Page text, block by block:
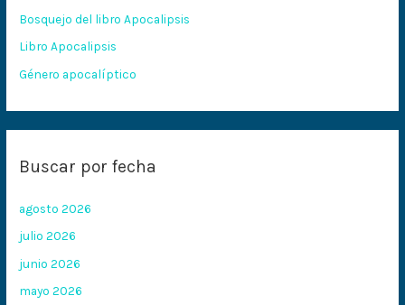
r
:
Bosquejo del libro Apocalipsis
Libro Apocalipsis
Género apocalíptico
Buscar por fecha
agosto 2026
julio 2026
junio 2026
mayo 2026